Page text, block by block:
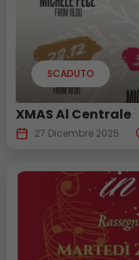
SCADUTO
XMAS Al Centrale
27 Dicembre 2025